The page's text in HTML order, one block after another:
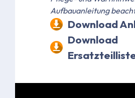
Aufbauanleitung
Download
Download